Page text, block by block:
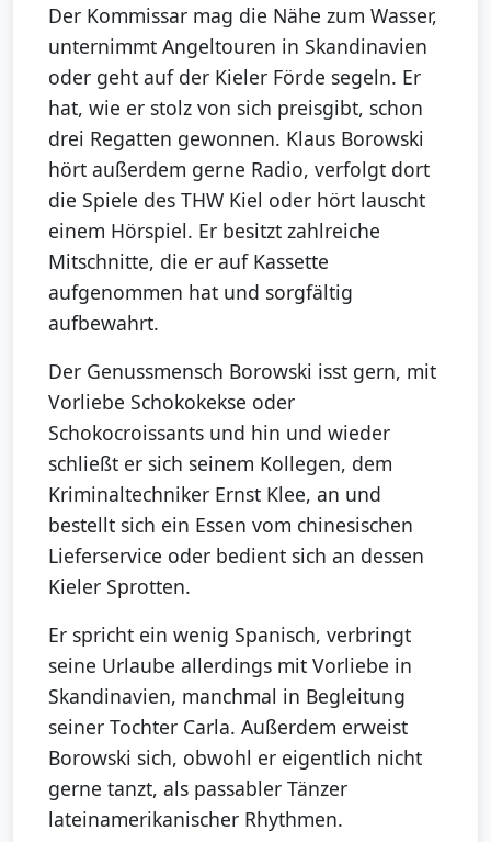
Der Kommissar mag die Nähe zum Wasser,
unternimmt Angeltouren in Skandinavien
oder geht auf der Kieler Förde segeln. Er
hat, wie er stolz von sich preisgibt, schon
drei Regatten gewonnen. Klaus Borowski
hört außerdem gerne Radio, verfolgt dort
die Spiele des THW Kiel oder hört lauscht
einem Hörspiel. Er besitzt zahlreiche
Mitschnitte, die er auf Kassette
aufgenommen hat und sorgfältig
aufbewahrt.
Der Genussmensch Borowski isst gern, mit
Vorliebe Schokokekse oder
Schokocroissants und hin und wieder
schließt er sich seinem Kollegen, dem
Kriminaltechniker Ernst Klee, an und
bestellt sich ein Essen vom chinesischen
Lieferservice oder bedient sich an dessen
Kieler Sprotten.
Er spricht ein wenig Spanisch, verbringt
seine Urlaube allerdings mit Vorliebe in
Skandinavien, manchmal in Begleitung
seiner Tochter Carla. Außerdem erweist
Borowski sich, obwohl er eigentlich nicht
gerne tanzt, als passabler Tänzer
lateinamerikanischer Rhythmen.